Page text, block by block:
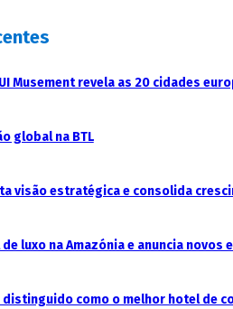
Musement revela as 20 cidades
global na BTL
visão estratégica e consolida
luxo na Amazónia e anuncia
como o melhor hotel de